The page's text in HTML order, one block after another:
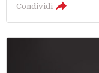
Condividi